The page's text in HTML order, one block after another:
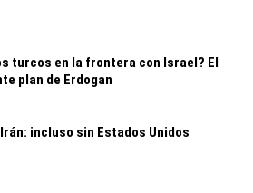
turcos en la frontera con Israel? El
plan de Erdogan
incluso sin Estados Unidos